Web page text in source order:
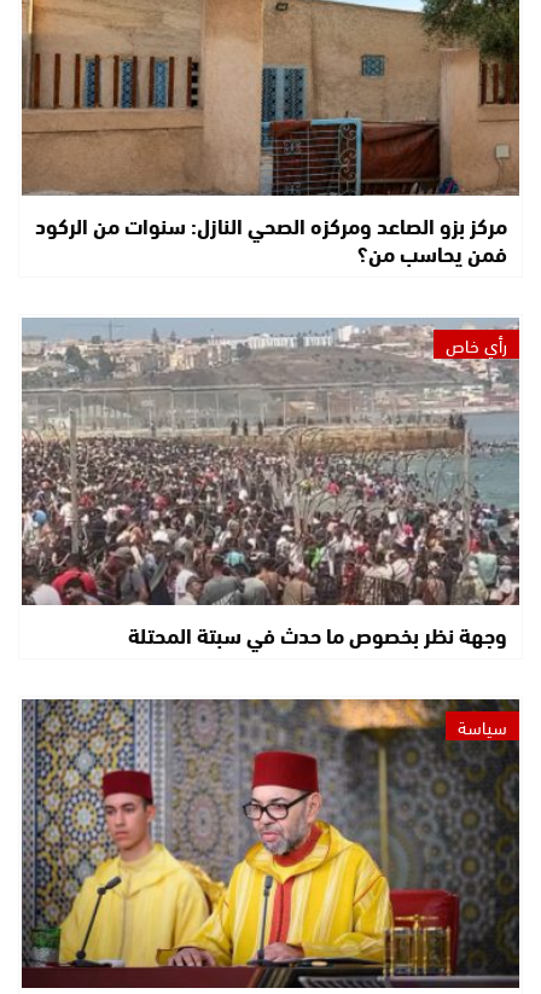
مركز بزو الصاعد ومركزه الصحي النازل: سنوات من الركود
فمن يحاسب من؟
رأي خاص
وجهة نظر بخصوص ما حدث في سبتة المحتلة
سياسة